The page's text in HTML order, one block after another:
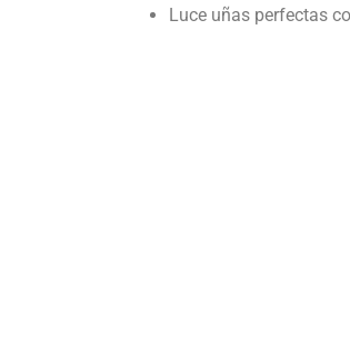
Luce uñas perfectas